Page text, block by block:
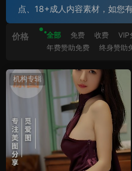
点、18+成人内容素材，如您
价格 全部 免费 收费 VIP
年费赞助免费
终身赞助
机构专辑